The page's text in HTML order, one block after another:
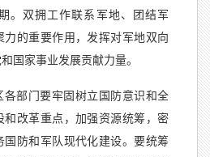
。双拥工作联系军地、团结军
力的重要作用，发挥对军地双向
国家事业发展贡献力量。
各部门要牢固树立国防意识和全
和改革重点，加强资源统筹，密
国防和军队现代化建设。要统筹